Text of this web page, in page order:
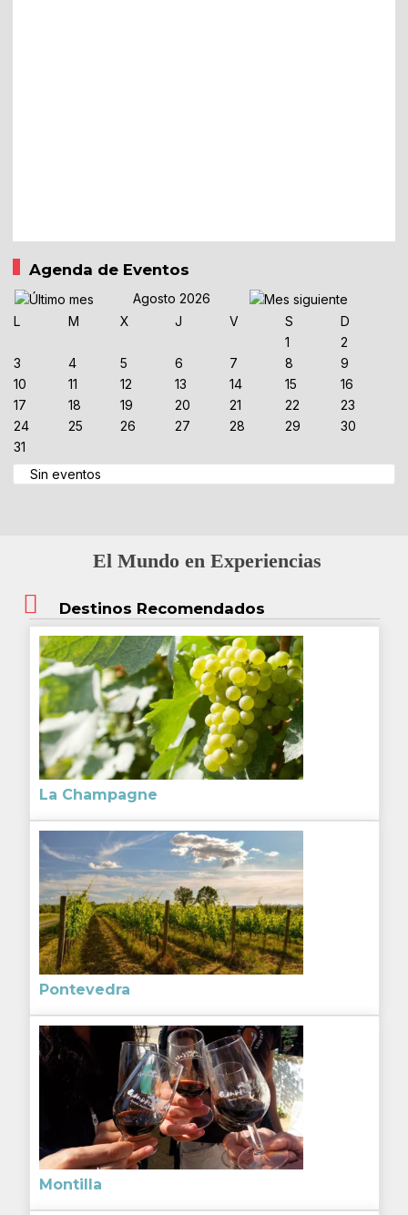
Agenda de Eventos
Agosto 2026
L
M X J V S
D
1
2
3
4 5 6 7 8
9
10
11 12 13 14 15
16
17
18 19 20 21 22
23
24
25 26 27 28 29
30
31
Sin eventos
El Mundo en Experiencias
Destinos Recomendados
La Champagne
Pontevedra
Montilla